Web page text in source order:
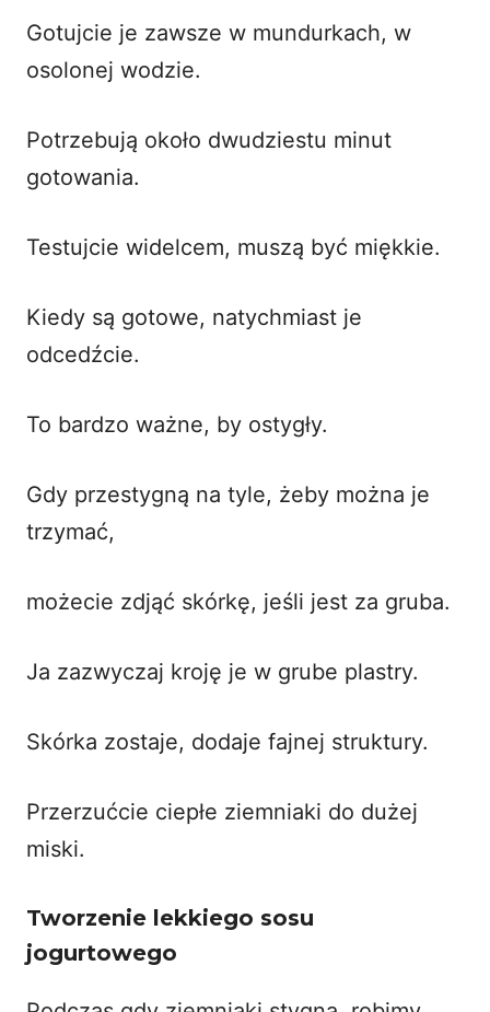
Gotujcie je zawsze w mundurkach, w
osolonej wodzie.
Potrzebują około dwudziestu minut
gotowania.
Testujcie widelcem, muszą być miękkie.
Kiedy są gotowe, natychmiast je
odcedźcie.
To bardzo ważne, by ostygły.
Gdy przestygną na tyle, żeby można je
trzymać,
możecie zdjąć skórkę, jeśli jest za gruba.
Ja zazwyczaj kroję je w grube plastry.
Skórka zostaje, dodaje fajnej struktury.
Przerzućcie ciepłe ziemniaki do dużej
miski.
Tworzenie lekkiego sosu
jogurtowego